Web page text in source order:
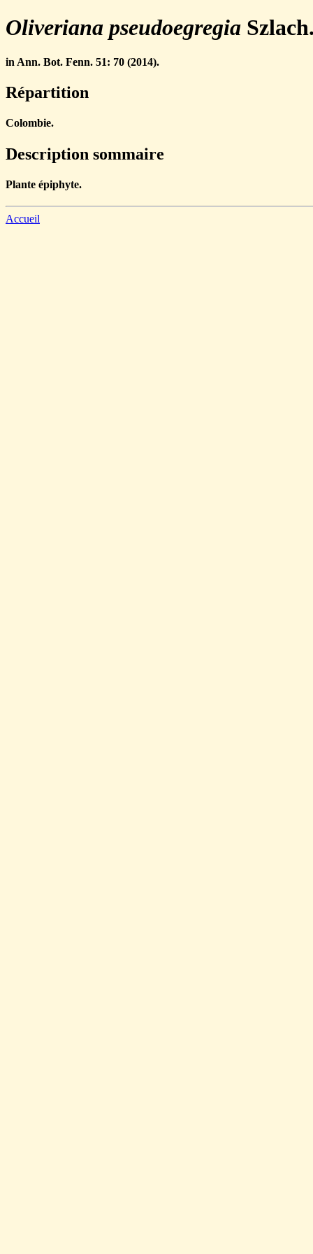
Oliveriana pseudoegregia
in Ann. Bot. Fenn. 51: 70 (2014).
Répartition
Colombie.
Description sommaire
Plante épiphyte.
Accueil